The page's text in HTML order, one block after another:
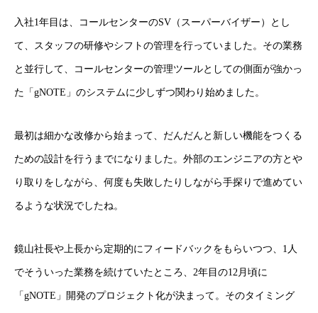
入社1年目は、コールセンターのSV（スーパーバイザー）とし
て、スタッフの研修やシフトの管理を行っていました。その業務
と並行して、コールセンターの管理ツールとしての側面が強かっ
た「gNOTE」のシステムに少しずつ関わり始めました。
最初は細かな改修から始まって、だんだんと新しい機能をつくる
ための設計を行うまでになりました。外部のエンジニアの方とや
り取りをしながら、何度も失敗したりしながら手探りで進めてい
るような状況でしたね。
鏡山社長や上長から定期的にフィードバックをもらいつつ、1人
でそういった業務を続けていたところ、2年目の12月頃に
「gNOTE」開発のプロジェクト化が決まって。そのタイミング